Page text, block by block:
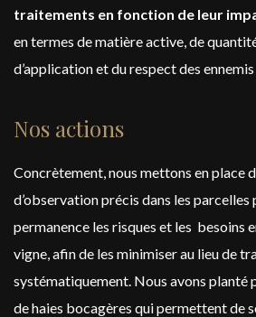
traitements en fonction de leur
en termes de matière active, de
d’application et du respect des ennemis
Nos actions
Concrètement, nous mettons en place
d’observation précis dans les parcelles
permanence les risques et les besoins
vigne, afin de les minimiser au lieu de
systématiquement. Nous avons planté
de haies bocagères qui permettent de